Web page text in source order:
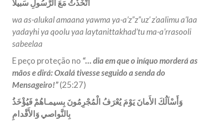
اتَّخَذْتُ مَعَ الرَّسُولِ سَبيلاً
wa as-alukal amaana yawma ya-a’z”z”uz’ z’aalimu a’laa
yadayhi ya qoolu yaa laytanittakhad’tu ma-a’rrasooli
sabeelaa
E peço proteção no “… dia em que o iníquo morderá as
mãos e dirá: Oxalá tivesse seguido a senda do
Mensageiro!”(25:27)
وَأَسْاَلُكَ الأَمانَ يَوْمَ يُعْرَفُ الْمُجْرِمُونَ بِسيمـاهُمْ فَيُؤْخَذُ
بِالنَّواصي وَالأَقْدامِ